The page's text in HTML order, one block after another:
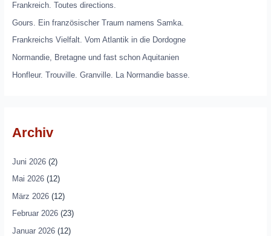
Frankreich. Toutes directions.
Gours. Ein französischer Traum namens Samka.
Frankreichs Vielfalt. Vom Atlantik in die Dordogne
Normandie, Bretagne und fast schon Aquitanien
Honfleur. Trouville. Granville. La Normandie basse.
Archiv
Juni 2026(2)
Mai 2026(12)
März 2026(12)
Februar 2026(23)
Januar 2026(12)